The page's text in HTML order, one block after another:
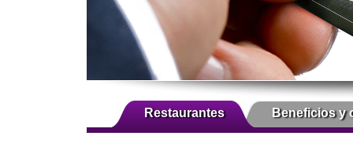
Restaurantes Beneficios y